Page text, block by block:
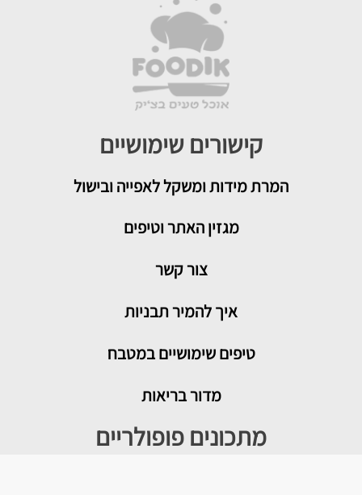
קישורים שימושיים
המרת מידות ומשקל לאפייה ובישול
מגזין האתר וטיפים
צור קשר
איך להמיר תבניות
טיפים שימושיים במטבח
מדור בריאות
מתכונים פופולריים